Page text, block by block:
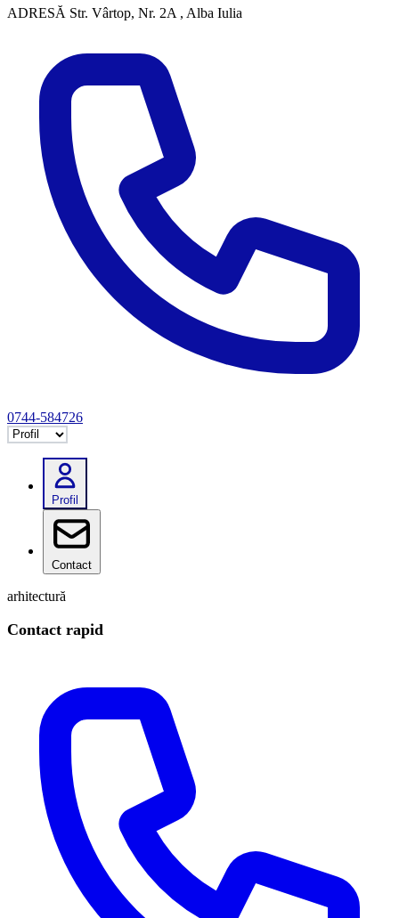
ADRESĂ Str. Vârtop, Nr. 2A , Alba Iulia
0744-584726
Selectează tab
Profil
Contact
arhitectură
Contact rapid